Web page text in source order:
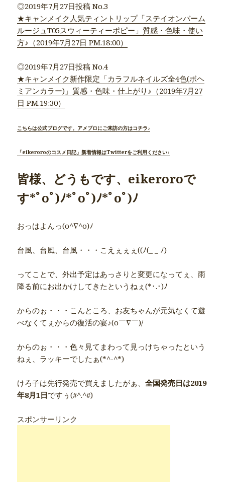
◎2019年7月27日投稿 No.3
★キャンメイク人気ティントリップ「ステイオンバーム
ルージュT05スウィーティーポピー」質感・色味・使い
方♪（2019年7月27日 PM.18:00）
◎2019年7月27日投稿 No.4
★キャンメイク新作限定「カラフルネイルズ全4色(ボヘ
ミアンカラー)」質感・色味・仕上がり♪（2019年7月27
日 PM.19:30）
こちらは公式ブログです。アメブロにご来訪の方はコチラ♪
「eikeroroのコスメ日記」新着情報はTwitterをご利用ください♪
皆様、どうもです、eikeroroで
す*ﾟoﾟ)ﾉ*ﾟoﾟ)ﾉ*ﾟoﾟ)ﾉ
おっはよんっ(o^∇^o)ﾉ
台風、台風、台風・・・こえぇぇぇ((ﾉ(_ _ ﾉ)
ってことで、外出予定はあっさりと変更になってぇ、雨
降る前にお出かけしてきたというねぇ(*･.･)ﾉ
からのぉ・・・こんところ、お友ちゃんが元気なくて遊
べなくてぇからの復活の宴♪(o￣∇￣)/
からのぉ・・・色々見てまわって見っけちゃったという
ねぇ、ラッキーでしたぁ(*^-^*)
けろ子は先行発売で買えましたがぁ、全国発売日は2019
年8月1日ですぅ(#^.^#)
スポンサーリンク